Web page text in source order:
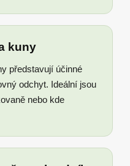
kuny
představují účinné
odchyt. Ideální jsou
nebo kde